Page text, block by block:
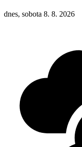
dnes, sobota 8. 8. 2026